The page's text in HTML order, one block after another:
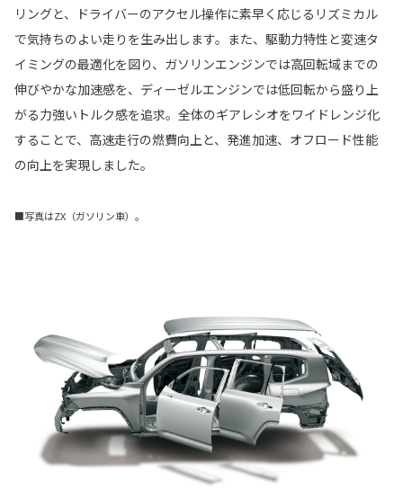
リングと、ドライバーのアクセル操作に素早く応じるリズミカル
で気持ちのよい走りを生み出します。また、駆動力特性と変速タ
イミングの最適化を図り、ガソリンエンジンでは高回転域までの
伸びやかな加速感を、ディーゼルエンジンでは低回転から盛り上
がる力強いトルク感を追求。全体のギアレシオをワイドレンジ化
することで、高速走行の燃費向上と、発進加速、オフロード性能
の向上を実現しました。
■写真はZX（ガソリン車）。